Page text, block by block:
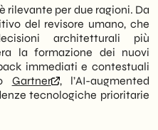
per due ragioni. Da
del revisore umano, che
architetturali più
la formazione dei nuovi
immediati e contestuali
Gartner
, l’AI-augmented
tecnologiche prioritarie